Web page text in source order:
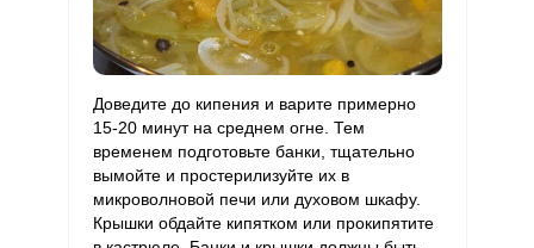
Доведите до кипения и варите примерно
15-20 минут на среднем огне. Тем
временем подготовьте банки, тщательно
вымойте и простерилизуйте их в
микроволновой печи или духовом шкафу.
Крышки обдайте кипятком или прокипятите